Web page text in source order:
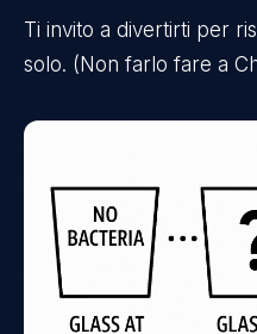
Ti invito a divertirti per
solo. (Non farlo fare a